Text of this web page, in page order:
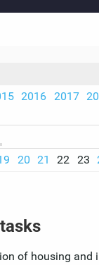
2016 2017
20 21 22 23
of housing and